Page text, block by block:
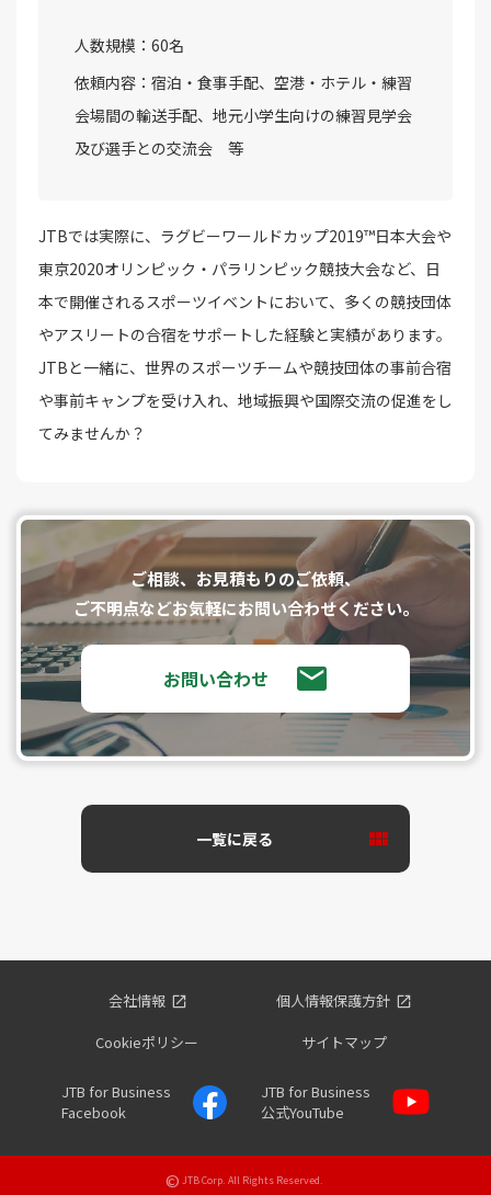
人数規模：60名
依頼内容：宿泊・食事手配、空港・ホテル・練習
会場間の輸送手配、地元小学生向けの練習見学会
及び選手との交流会 等
JTBでは実際に、ラグビーワールドカップ2019™日本大会や
東京2020オリンピック・パラリンピック競技大会など、日
本で開催されるスポーツイベントにおいて、多くの競技団体
やアスリートの合宿をサポートした経験と実績があります。
JTBと一緒に、世界のスポーツチームや競技団体の事前合宿
や事前キャンプを受け入れ、地域振興や国際交流の促進をし
てみませんか？
ご相談、お⾒積もりのご依頼、
ご不明点などお気軽にお問い合わせください。
お問い合わせ
一覧に戻る
会社情報
個人情報保護方針
Cookieポリシー
サイトマップ
JTB for Business
Facebook
JTB for Business
公式YouTube
© JTB Corp. All Rights Reserved.